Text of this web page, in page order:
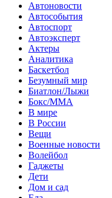
Автоновости
Автособытия
Автоспорт
Автоэксперт
Актеры
Аналитика
Баскетбол
Безумный мир
Биатлон/Лыжи
Бокс/MMA
В мире
В России
Вещи
Военные новости
Волейбол
Гаджеты
Дети
Дом и сад